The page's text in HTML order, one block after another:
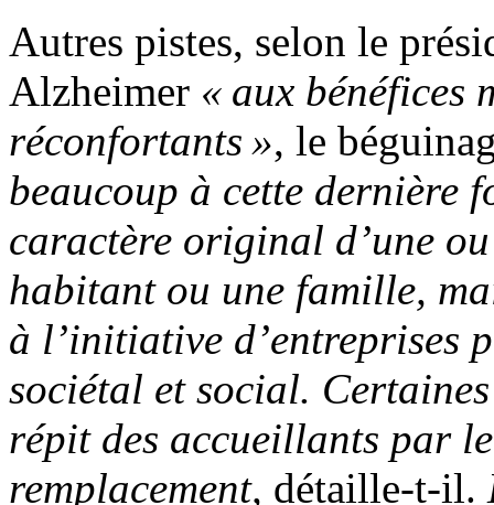
Autres pistes, selon le
Alzheimer « aux bénéfices
réconfortants », le
beaucoup à cette dernière
caractère original d’une
habitant ou une famille,
à l’initiative d’entreprises
sociétal et social.
répit des accueillants par
remplacement, détaille-t-il.